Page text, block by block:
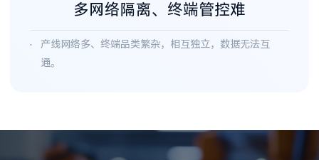
多网络隔离、终端管控难
产线网络多、终端品类繁杂，相互独立，数据无法互
通。